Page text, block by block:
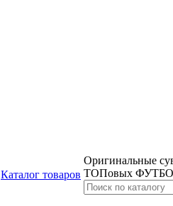
Каталог товаров
Оригинальные
ТОПовых